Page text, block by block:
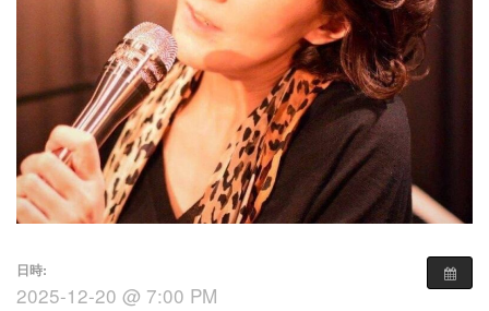
日時:
2025-12-20 @ 7:00 PM